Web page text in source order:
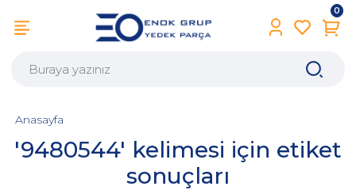
0
'9480544' kelimesi için etiket
sonuçları
Anasayfa